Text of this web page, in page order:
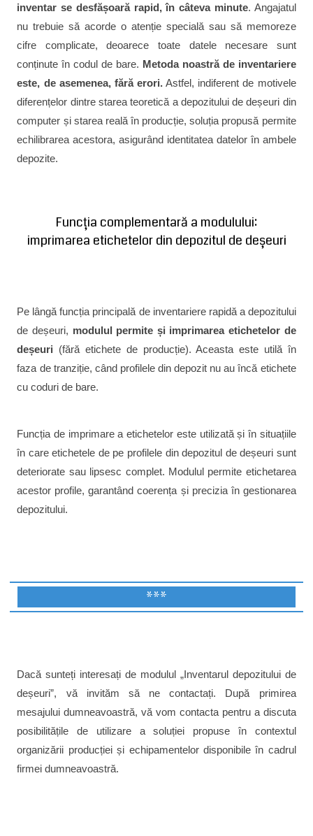
inventar se desfășoară rapid, în câteva minute. Angajatul
nu trebuie să acorde o atenție specială sau să memoreze
cifre complicate, deoarece toate datele necesare sunt
conținute în codul de bare. Metoda noastră de inventariere
este, de asemenea, fără erori. Astfel, indiferent de motivele
diferențelor dintre starea teoretică a depozitului de deșeuri din
computer și starea reală în producție, soluția propusă permite
echilibrarea acestora, asigurând identitatea datelor în ambele
depozite.
Funcția complementară a modulului:
imprimarea etichetelor din depozitul de deșeuri
Pe lângă funcția principală de inventariere rapidă a depozitului
de deșeuri, modulul permite și imprimarea etichetelor de
deșeuri (fără etichete de producție). Aceasta este utilă în
faza de tranziție, când profilele din depozit nu au încă etichete
cu coduri de bare.
Funcția de imprimare a etichetelor este utilizată și în situațiile
în care etichetele de pe profilele din depozitul de deșeuri sunt
deteriorate sau lipsesc complet. Modulul permite etichetarea
acestor profile, garantând coerența și precizia în gestionarea
depozitului.
***
Dacă sunteți interesați de modulul „Inventarul depozitului de
deșeuri”, vă invităm să ne contactați. După primirea
mesajului dumneavoastră, vă vom contacta pentru a discuta
posibilitățile de utilizare a soluției propuse în contextul
organizării producției și echipamentelor disponibile în cadrul
firmei dumneavoastră.